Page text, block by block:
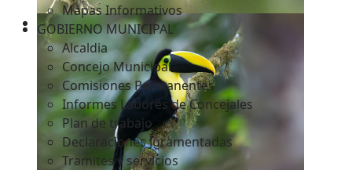
Mapas Informativos
GOBIERNO MUNICIPAL
Alcaldia
Concejo Municipal
Comisiones Permanentes
Informes Labores de Concejales
Plan de trabajo
Declaraciones Juramentadas
Tramites y servicios